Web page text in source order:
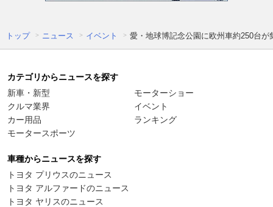
トップ ニュース イベント 愛・地球博記念公園に欧州車約250台
カテゴリからニュースを探す
新車・新型
クルマ業界
カー用品
モータースポーツ
モーターショー
イベント
ランキング
車種からニュースを探す
トヨタ プリウスのニュース
トヨタ アルファードのニュース
トヨタ ヤリスのニュース